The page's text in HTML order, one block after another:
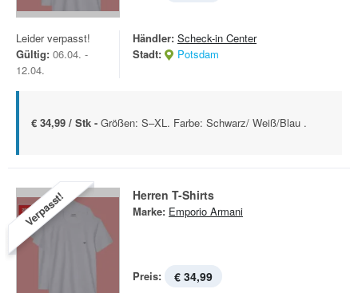
Leider verpasst!
Gültig: 06.04. -
12.04.
Händler: Scheck-in Center
Stadt:
Potsdam
€ 34,99 / Stk - Größen: S–XL. Farbe: Schwarz/ Weiß/Blau .
Verpasst! Herren T-Shirts
Marke: Emporio Armani
Preis: € 34,99